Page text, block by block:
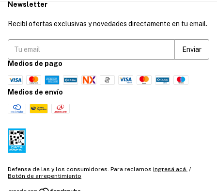
Newsletter
Recibí ofertas exclusivas y novedades directamente en tu email.
Medios de pago
Medios de envío
Defensa de las y los consumidores. Para reclamos ingresá acá. /
Botón de arrepentimiento